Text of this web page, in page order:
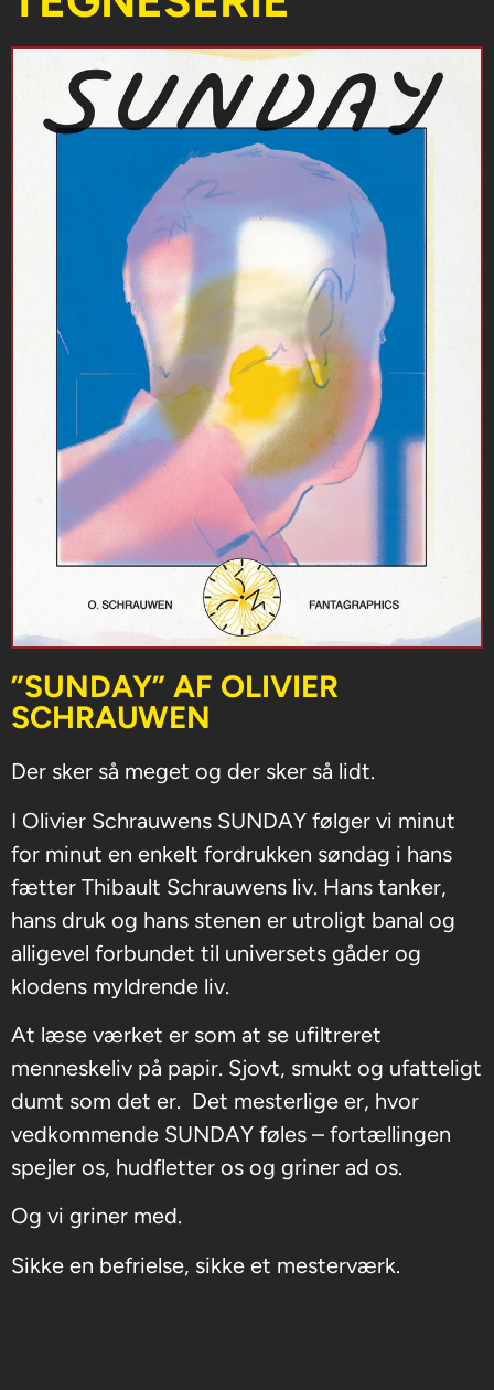
”SUNDAY” AF OLIVIER
SCHRAUWEN
Der sker så meget og der sker så lidt.
I Olivier Schrauwens SUNDAY følger vi minut
for minut en enkelt fordrukken søndag i hans
fætter Thibault Schrauwens liv. Hans tanker,
hans druk og hans stenen er utroligt banal og
alligevel forbundet til universets gåder og
klodens myldrende liv.
At læse værket er som at se ufiltreret
menneskeliv på papir. Sjovt, smukt og ufatteligt
dumt som det er. Det mesterlige er, hvor
vedkommende SUNDAY føles – fortællingen
spejler os, hudfletter os og griner ad os.
Og vi griner med.
Sikke en befrielse, sikke et mesterværk.